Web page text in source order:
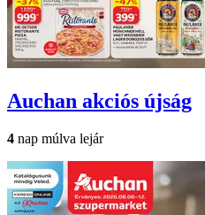
Auchan akciós újság
4 nap múlva lejár